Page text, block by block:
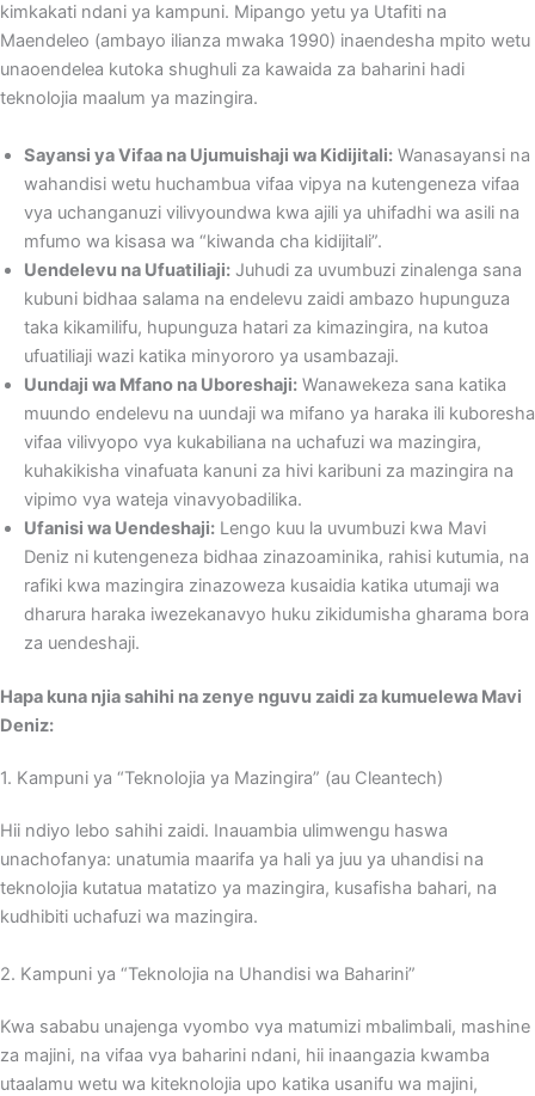
kimkakati ndani ya kampuni. Mipango yetu ya Utafiti na
Maendeleo (ambayo ilianza mwaka 1990) inaendesha mpito wetu
unaoendelea kutoka shughuli za kawaida za baharini hadi
teknolojia maalum ya mazingira.
Sayansi ya Vifaa na Ujumuishaji wa Kidijitali: Wanasayansi na
wahandisi wetu huchambua vifaa vipya na kutengeneza vifaa
vya uchanganuzi vilivyoundwa kwa ajili ya uhifadhi wa asili na
mfumo wa kisasa wa “kiwanda cha kidijitali”.
Uendelevu na Ufuatiliaji: Juhudi za uvumbuzi zinalenga sana
kubuni bidhaa salama na endelevu zaidi ambazo hupunguza
taka kikamilifu, hupunguza hatari za kimazingira, na kutoa
ufuatiliaji wazi katika minyororo ya usambazaji.
Uundaji wa Mfano na Uboreshaji: Wanawekeza sana katika
muundo endelevu na uundaji wa mifano ya haraka ili kuboresha
vifaa vilivyopo vya kukabiliana na uchafuzi wa mazingira,
kuhakikisha vinafuata kanuni za hivi karibuni za mazingira na
vipimo vya wateja vinavyobadilika.
Ufanisi wa Uendeshaji: Lengo kuu la uvumbuzi kwa Mavi
Deniz ni kutengeneza bidhaa zinazoaminika, rahisi kutumia, na
rafiki kwa mazingira zinazoweza kusaidia katika utumaji wa
dharura haraka iwezekanavyo huku zikidumisha gharama bora
za uendeshaji.
Hapa kuna njia sahihi na zenye nguvu zaidi za kumuelewa Mavi
Deniz:
1. Kampuni ya “Teknolojia ya Mazingira” (au Cleantech)
Hii ndiyo lebo sahihi zaidi. Inauambia ulimwengu haswa
unachofanya: unatumia maarifa ya hali ya juu ya uhandisi na
teknolojia kutatua matatizo ya mazingira, kusafisha bahari, na
kudhibiti uchafuzi wa mazingira.
2. Kampuni ya “Teknolojia na Uhandisi wa Baharini”
Kwa sababu unajenga vyombo vya matumizi mbalimbali, mashine
za majini, na vifaa vya baharini ndani, hii inaangazia kwamba
utaalamu wetu wa kiteknolojia upo katika usanifu wa majini,